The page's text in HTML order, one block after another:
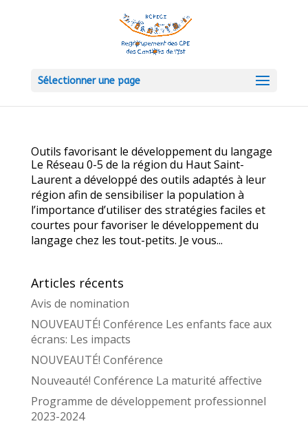
Sélectionner une page
Outils favorisant le développement du langage
Le Réseau 0-5 de la région du Haut Saint-
Laurent a développé des outils adaptés à leur
région afin de sensibiliser la population à
l’importance d’utiliser des stratégies faciles et
courtes pour favoriser le développement du
langage chez les tout-petits. Je vous...
Articles récents
Avis de nomination
NOUVEAUTÉ! Conférence Les enfants face aux
écrans: Les impacts
NOUVEAUTÉ! Conférence
Nouveauté! Conférence La maturité affective
Programme de développement professionnel
2023-2024